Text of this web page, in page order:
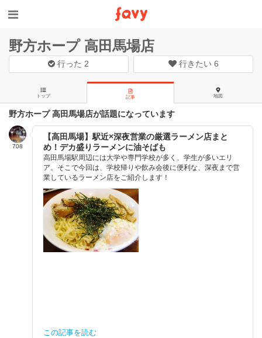
野方ホープ 高田馬場店
行った 2 行きたい 6
トップ 記事 地図
野方ホープ 高田馬場店が話題になっています
708
【高田馬場】駅近×深夜営業の厳選ラーメン店まと
め！デカ盛りラーメンに油そばも
高田馬場駅周辺には大学や専門学校が多く、学生が多いエリ
ア。そこで今回は、学校帰りや飲み会後に便利な、深夜まで営
業しているラーメン店をご紹介します！
この記事を読む